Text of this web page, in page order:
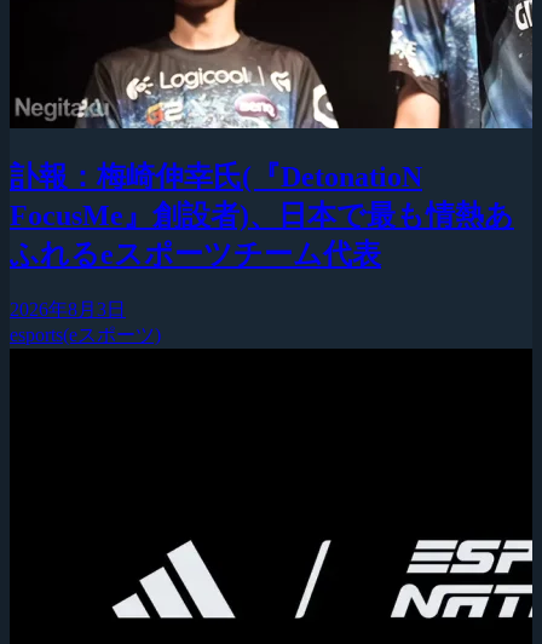
訃報：梅崎伸幸氏(『DetonatioN
FocusMe』創設者)、日本で最も情熱あ
ふれるeスポーツチーム代表
2026年8月3日
esports(eスポーツ)